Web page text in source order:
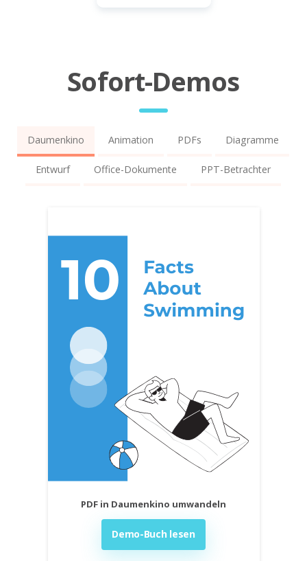
Sofort-Demos
Daumenkino Animation PDFs Diagramme
Entwurf Office-Dokumente PPT-Betrachter
PDF in Daumenkino umwandeln
Demo-Buch lesen